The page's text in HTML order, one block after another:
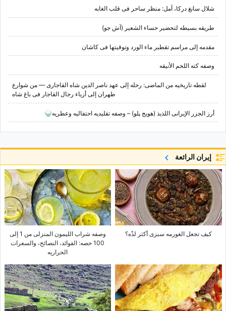
شلال سانغ درکا، آمل: منظر ساحر فی قلب الغابه
طریقه بسیطه لتحضیر حساء الشعیر (آش جو)
مقدمه إلى مراسم تقطیر ماء الورد وتوقیتها فی کاشان
وصفه کته اللحم الأنیقه
لقطه تاریخیه من الماضی: رحله إلى عهد ناصر الدین شاه القاجاری — من شوارع
طهران إلى أزیاء رجال القاجار فی باغ شاه
أرز الجزر الإیرانی اللذیذ (هویج پلو) – وصفه تقلیدیه احتفالیه وعطریه🍚
إيران الرائعة
کیف تجعل الغورمه سبزی أکثر لذّه؟
وصفه شراب اللیمون المنزلی من 1 إلى
100 حصه: الفوائد، النصائح، والسعرات
الحراریه